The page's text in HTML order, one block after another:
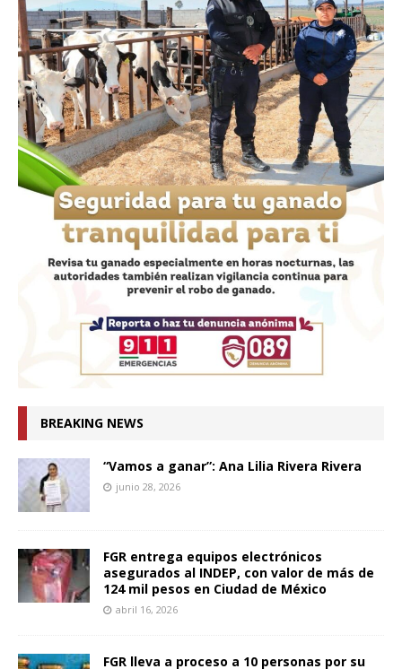
BREAKING NEWS
“Vamos a ganar”: Ana Lilia Rivera Rivera
junio 28, 2026
FGR entrega equipos electrónicos
asegurados al INDEP, con valor de más de
124 mil pesos en Ciudad de México
abril 16, 2026
FGR lleva a proceso a 10 personas por su